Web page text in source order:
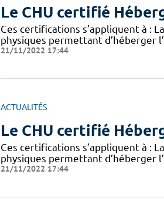
Le CHU certifié
Ces certifications s’appliquent à :
physiques permettant d’héberger
21/11/2022 17:44
ACTUALITÉS
Le CHU certifié
Ces certifications s’appliquent à :
physiques permettant d’héberger
21/11/2022 17:44